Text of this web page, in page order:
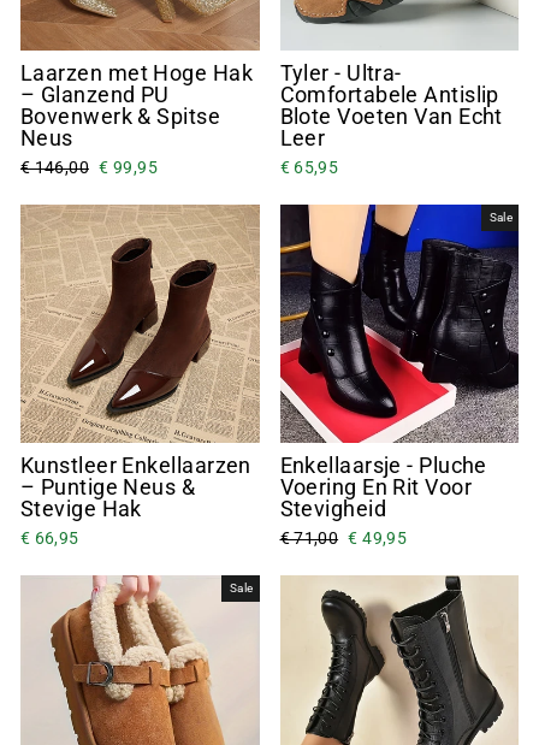
Laarzen met Hoge Hak
– Glanzend PU
Bovenwerk & Spitse
Neus
€ 146,00 € 99,95
Tyler - Ultra-
Comfortabele Antislip
Blote Voeten Van Echt
Leer
€ 65,95
Kunstleer Enkellaarzen
– Puntige Neus &
Stevige Hak
€ 66,95
Sale
Enkellaarsje - Pluche
Voering En Rit Voor
Stevigheid
€ 71,00 € 49,95
Sale